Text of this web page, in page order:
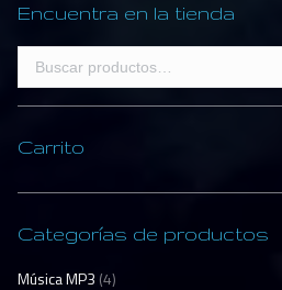
Encuentra en la tienda
Carrito
Categorías de productos
Música MP3 (4)